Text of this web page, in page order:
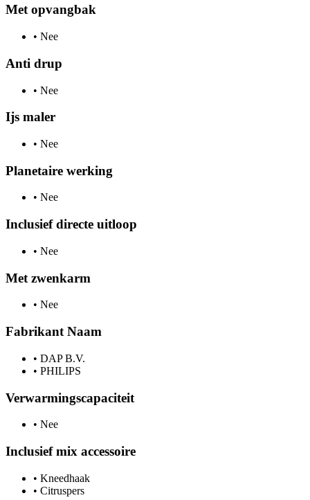
Met opvangbak
• Nee
Anti drup
• Nee
Ijs maler
• Nee
Planetaire werking
• Nee
Inclusief directe uitloop
• Nee
Met zwenkarm
• Nee
Fabrikant Naam
• DAP B.V.
• PHILIPS
Verwarmingscapaciteit
• Nee
Inclusief mix accessoire
• Kneedhaak
• Citruspers